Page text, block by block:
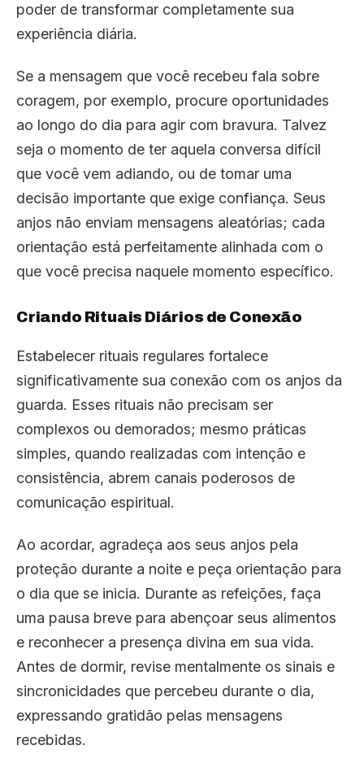
poder de transformar completamente sua
experiência diária.
Se a mensagem que você recebeu fala sobre
coragem, por exemplo, procure oportunidades
ao longo do dia para agir com bravura. Talvez
seja o momento de ter aquela conversa difícil
que você vem adiando, ou de tomar uma
decisão importante que exige confiança. Seus
anjos não enviam mensagens aleatórias; cada
orientação está perfeitamente alinhada com o
que você precisa naquele momento específico.
Criando Rituais Diários de Conexão
Estabelecer rituais regulares fortalece
significativamente sua conexão com os anjos da
guarda. Esses rituais não precisam ser
complexos ou demorados; mesmo práticas
simples, quando realizadas com intenção e
consistência, abrem canais poderosos de
comunicação espiritual.
Ao acordar, agradeça aos seus anjos pela
proteção durante a noite e peça orientação para
o dia que se inicia. Durante as refeições, faça
uma pausa breve para abençoar seus alimentos
e reconhecer a presença divina em sua vida.
Antes de dormir, revise mentalmente os sinais e
sincronicidades que percebeu durante o dia,
expressando gratidão pelas mensagens
recebidas.